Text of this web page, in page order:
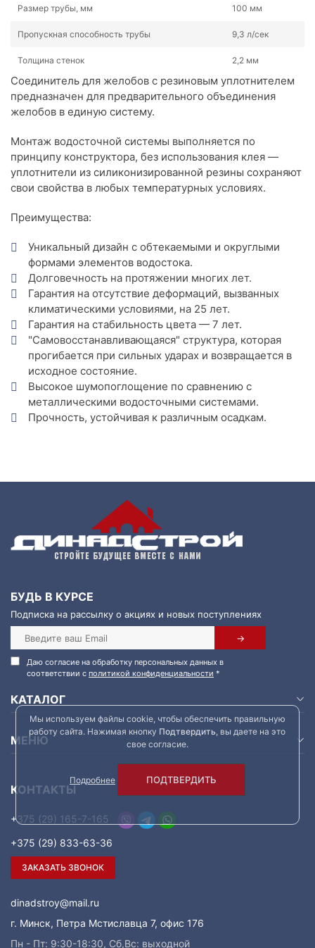
Размер трубы, мм 100 мм
Пропускная способность трубы 9,3 л/сек
Толщина стенок 2,2 мм
Соединитель для желобов с резиновым уплотнителем
предназначен для предварительного объединения
желобов в единую систему.
Монтаж водосточной системы выполняется по
принципу конструктора, без использования клея —
уплотнители из силиконизированной резины сохраняют
свои свойства в любых температурных условиях.
Преимущества:
Уникальный дизайн с обтекаемыми и округлыми
формами элементов водостока.
Долговечность на протяжении многих лет.
Гарантия на отсутствие деформаций, вызванных
климатическими условиями, на 25 лет.
Гарантия на стабильность цвета — 7 лет.
"Самовосстанавливающаяся" структура, которая
прогибается при сильных ударах и возвращается в
исходное состояние.
Высокое шумопоглощение по сравнению с
металлическими водосточными системами.
Прочность, устойчивая к различным осадкам.
БУДЬ В КУРСЕ
Подписка на рассылку о акциях и новых поступлениях
Даю согласие на обработку персональных данных в
соответствии с политикой конфиденциальности *
КАТАЛОГ
МЕНЮ
КОНТАКТЫ
+375 (29) 165-7-165
+375 (29) 833-63-36
ЗАКАЗАТЬ ЗВОНОК
dinadstroy@mail.ru
г. Минск, Петра Мстиславца 7, офис 176
Пн - Пт: 9:30-18:30, Сб,Вс: выходной
Мы используем файлы cookie, чтобы обеспечить правильную
работу сайта. Нажимая кнопку Подтвердить , вы даете на это
свое согласие.
Подробнее ПОДТВЕРДИТЬ